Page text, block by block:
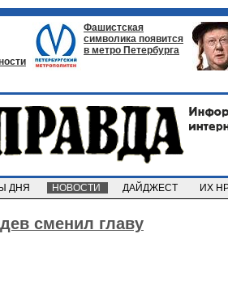
Фашистская
символика появится
в метро Петербурга
ДНЯ НОВОСТИ ДАЙДЖЕСТ ИХ
сменил главу